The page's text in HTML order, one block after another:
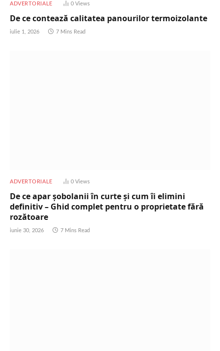
ADVERTORIALE 0 Views
De ce contează calitatea panourilor termoizolante
iulie 1, 2026 7 Mins Read
ADVERTORIALE 0 Views
De ce apar șobolanii în curte și cum îi elimini
definitiv – Ghid complet pentru o proprietate fără
rozătoare
iunie 30, 2026 7 Mins Read